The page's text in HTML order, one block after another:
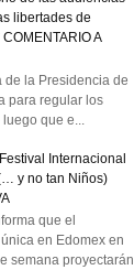
libertades de
A
de la Presidencia de
para regular los
que e...
Internacional
y no tan Niños)
que el
en Edomex en
semana proyectarán